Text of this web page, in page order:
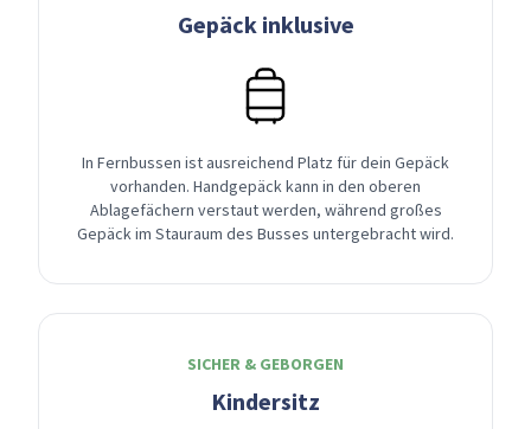
Gepäck inklusive
In Fernbussen ist ausreichend Platz für dein Gepäck
vorhanden. Handgepäck kann in den oberen
Ablagefächern verstaut werden, während großes
Gepäck im Stauraum des Busses untergebracht wird.
SICHER & GEBORGEN
Kindersitz